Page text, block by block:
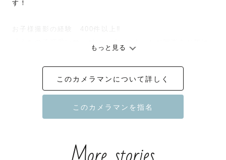
す！
お子様撮影の経験　400件以上‼️
🌱人見知りさん、イヤイヤさんも大丈夫！
お子様のご機嫌最優先ですすめていきます
🌱記念の集合写真＋親子遊びの元気写真を撮影！
もっと見る
このカメラマンについて詳しく